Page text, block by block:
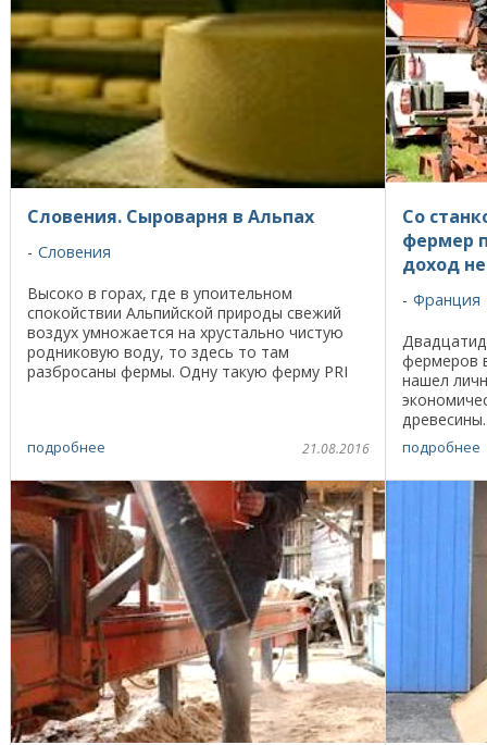
Словения. Сыроварня в Альпах
Словения
Высоко в горах, где в упоительном
спокойствии Альпийской природы свежий
воздух умножается на хрустально чистую
родниковую воду, то здесь то там
разбросаны фермы. Одну такую ферму PRI
подробнее 21.08.2016
Со
фермер
доход
Франция
фермеров
нашел
год и не
подробнее